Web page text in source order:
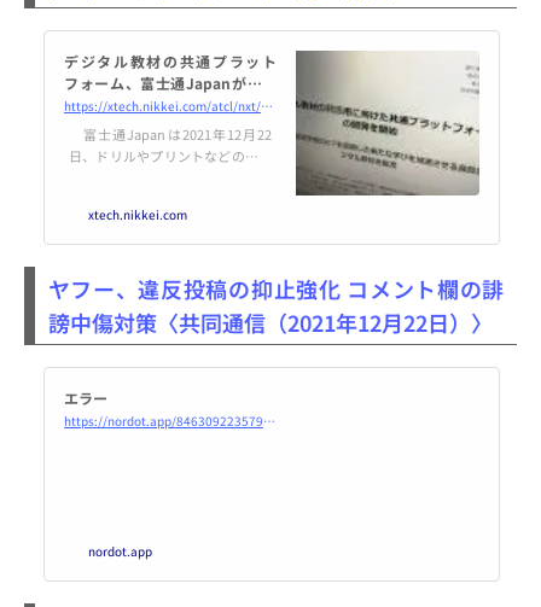
デジタル教材の共通プラット
フォーム、富士通Japanが全国
の学校向けに
https://xtech.nikkei.com/atcl/nxt/news/18/11918/
富士通Japanは2021年12月22
日、ドリルやプリントなどのデジ
表した。教育同人社、浜島書店、
明治図書出版と組み、提携する販
ジタル版の図書教材を全国の学校
に提供する。
xtech.nikkei.com
ヤフー、違反投稿の抑止強化 コメント欄の誹
謗中傷対策〈共同通信（2021年12月22日）〉
エラー
https://nordot.app/846309223579926528?c=491375730748638305
nordot.app